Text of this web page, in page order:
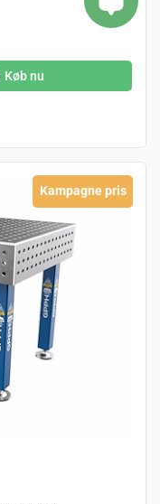
Køb nu
Kampagne pris